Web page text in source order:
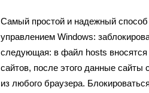
Самый простой и надежный
управлением Windows:
следующая: в файл hosts вносятся
сайтов, после этого данные сайты
из любого браузера.